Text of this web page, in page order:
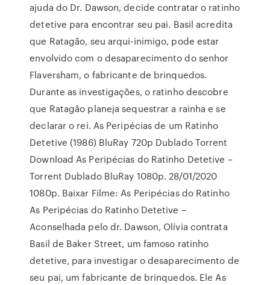
ajuda do Dr. Dawson, decide contratar o ratinho
detetive para encontrar seu pai. Basil acredita
que Ratagão, seu arqui-inimigo, pode estar
envolvido com o desaparecimento do senhor
Flaversham, o fabricante de brinquedos.
Durante as investigações, o ratinho descobre
que Ratagão planeja sequestrar a rainha e se
declarar o rei. As Peripécias de um Ratinho
Detetive (1986) BluRay 720p Dublado Torrent
Download As Peripécias do Ratinho Detetive –
Torrent Dublado BluRay 1080p. 28/01/2020
1080p. Baixar Filme: As Peripécias do Ratinho
As Peripécias do Ratinho Detetive –
Aconselhada pelo dr. Dawson, Olívia contrata
Basil de Baker Street, um famoso ratinho
detetive, para investigar o desaparecimento de
seu pai, um fabricante de brinquedos. Ele As